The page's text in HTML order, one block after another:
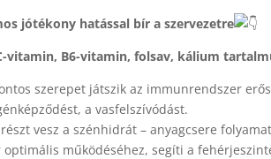
jótékony hatással bír a szervezetre
vitamin, B6-vitamin, folsav, kálium
szerepet játszik az immunrendszer
a vasfelszívódást.
vesz a szénhidrát – anyagcsere
működéséhez, segíti a